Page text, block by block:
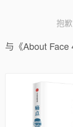
抱
与《About